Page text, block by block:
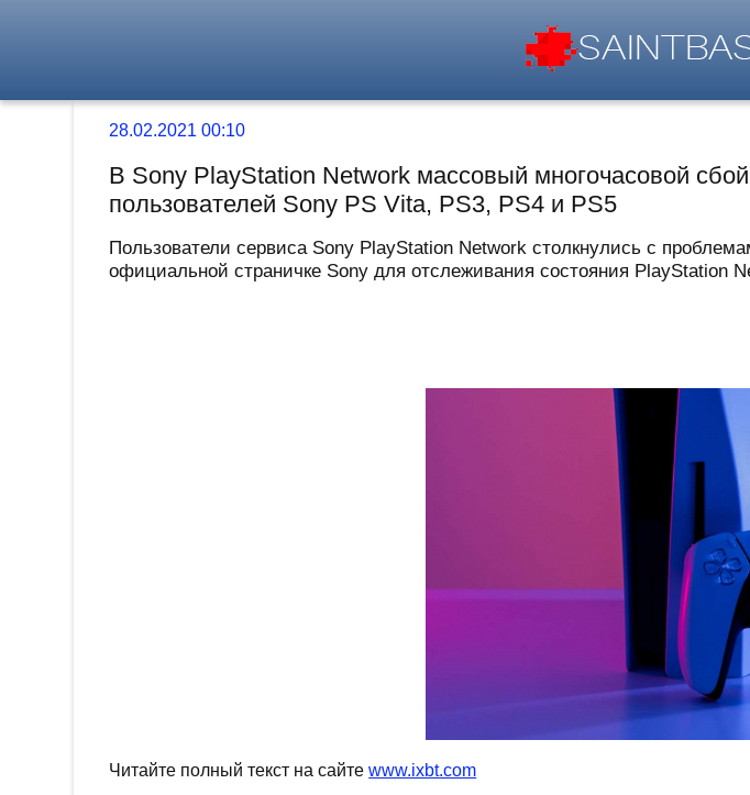
28.02.2021 00:10
В Sony PlayStation Network массовый многочасовой
пользователей Sony PS Vita, PS3, PS4 и PS5
Пользователи сервиса Sony PlayStation Network столкнулись с
официальной страничке Sony для отслеживания состояния PlayStation
Читайте полный текст на сайтеwww.ixbt.com